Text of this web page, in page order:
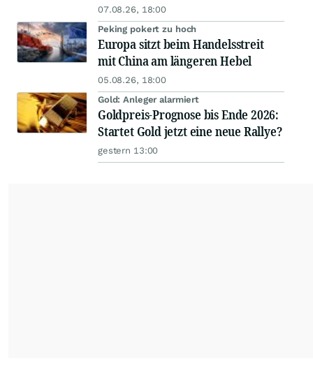
07.08.26, 18:00
Peking pokert zu hoch
Europa sitzt beim Handelsstreit
mit China am längeren Hebel
05.08.26, 18:00
Gold: Anleger alarmiert
Goldpreis-Prognose bis Ende 2026:
Startet Gold jetzt eine neue Rallye?
gestern 13:00